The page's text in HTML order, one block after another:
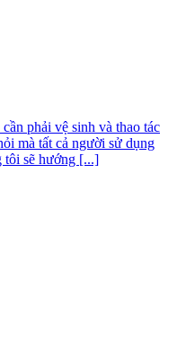
phải vệ sinh và thao tác
mà tất cả người sử dụng
tôi sẽ hướng [...]